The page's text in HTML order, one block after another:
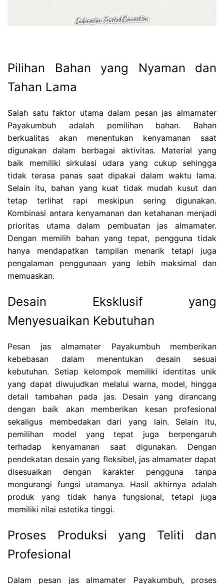
Pilihan Bahan yang Nyaman dan
Tahan Lama
Salah satu faktor utama dalam pesan jas almamater
Payakumbuh adalah pemilihan bahan. Bahan
berkualitas akan menentukan kenyamanan saat
digunakan dalam berbagai aktivitas. Material yang
baik memiliki sirkulasi udara yang cukup sehingga
tidak terasa panas saat dipakai dalam waktu lama.
Selain itu, bahan yang kuat tidak mudah kusut dan
tetap terlihat rapi meskipun sering digunakan.
Kombinasi antara kenyamanan dan ketahanan menjadi
prioritas utama dalam pembuatan jas almamater.
Dengan memilih bahan yang tepat, pengguna tidak
hanya mendapatkan tampilan menarik tetapi juga
pengalaman penggunaan yang lebih maksimal dan
memuaskan.
Desain Eksklusif yang
Menyesuaikan Kebutuhan
Pesan jas almamater Payakumbuh memberikan
kebebasan dalam menentukan desain sesuai
kebutuhan. Setiap kelompok memiliki identitas unik
yang dapat diwujudkan melalui warna, model, hingga
detail tambahan pada jas. Desain yang dirancang
dengan baik akan memberikan kesan profesional
sekaligus membedakan dari yang lain. Selain itu,
pemilihan model yang tepat juga berpengaruh
terhadap kenyamanan saat digunakan. Dengan
pendekatan desain yang fleksibel, jas almamater dapat
disesuaikan dengan karakter pengguna tanpa
mengurangi fungsi utamanya. Hasil akhirnya adalah
produk yang tidak hanya fungsional, tetapi juga
memiliki nilai estetika tinggi.
Proses Produksi yang Teliti dan
Profesional
Dalam pesan jas almamater Payakumbuh, proses